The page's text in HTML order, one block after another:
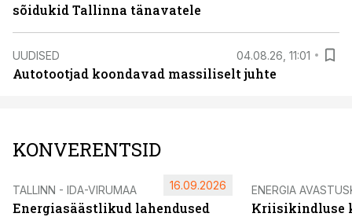
sõidukid Tallinna tänavatele
UUDISED 04.08.26, 11:01
Autotootjad koondavad massiliselt juhte
KONVERENTSID
TALLINN - IDA-VIRUMAA
Energiasäästlikud lahendused
16.09.2026 ENERGIA
Kriisikindluse